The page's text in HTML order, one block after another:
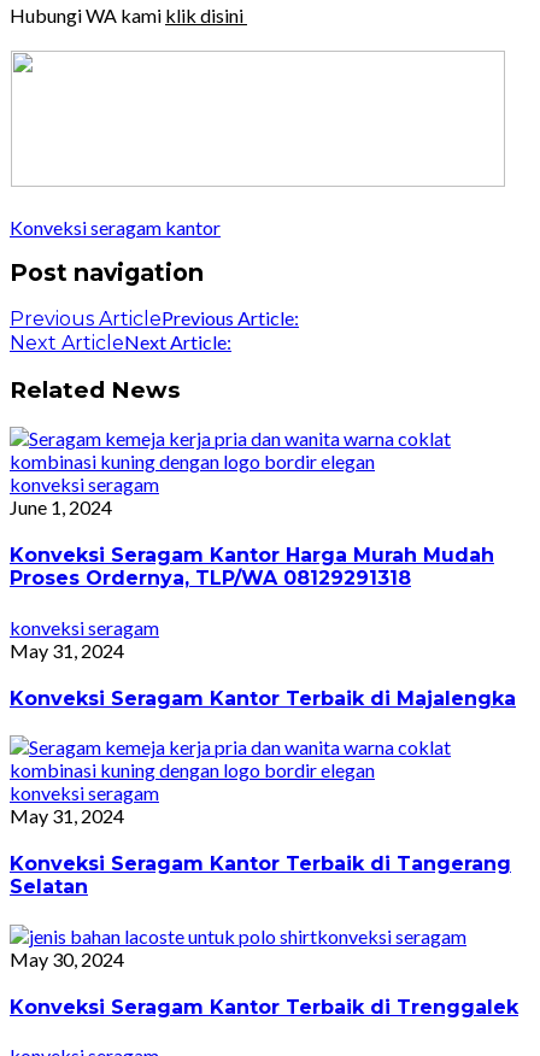
Hubungi WA kami klik disini
Konveksi seragam kantor
Post navigation
Previous ArticlePrevious Article:
Next ArticleNext Article:
Related News
konveksi seragam
June 1, 2024
Konveksi Seragam Kantor Harga Murah Mudah
Proses Ordernya, TLP/WA 08129291318
konveksi seragam
May 31, 2024
Konveksi Seragam Kantor Terbaik di Majalengka
konveksi seragam
May 31, 2024
Konveksi Seragam Kantor Terbaik di Tangerang
Selatan
konveksi seragam
May 30, 2024
Konveksi Seragam Kantor Terbaik di Trenggalek